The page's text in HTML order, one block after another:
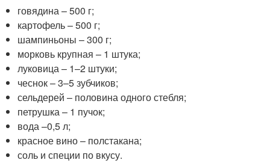
говядина – 500 г;
картофель – 500 г;
шампиньоны – 300 г;
морковь крупная – 1 штука;
луковица – 1–2 штуки;
чеснок – 3–5 зубчиков;
сельдерей – половина одного стебля;
петрушка – 1 пучок;
вода –0,5 л;
красное вино – полстакана;
соль и специи по вкусу.